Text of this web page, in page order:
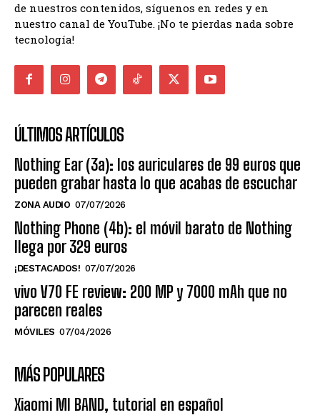
de nuestros contenidos, síguenos en redes y en
nuestro canal de YouTube. ¡No te pierdas nada sobre
tecnología!
ÚLTIMOS ARTÍCULOS
Nothing Ear (3a): los auriculares de 99 euros que
pueden grabar hasta lo que acabas de escuchar
ZONA AUDIO 07/07/2026
Nothing Phone (4b): el móvil barato de Nothing
llega por 329 euros
¡DESTACADOS! 07/07/2026
vivo V70 FE review: 200 MP y 7000 mAh que no
parecen reales
MÓVILES 07/04/2026
MÁS POPULARES
Xiaomi MI BAND, tutorial en español